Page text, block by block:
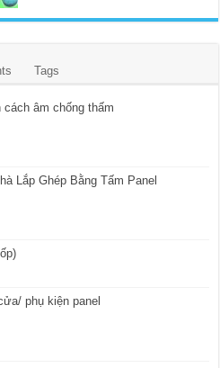
Tags
âm chống thấm
Lắp Ghép Bằng Tấm Panel
phụ kiện panel